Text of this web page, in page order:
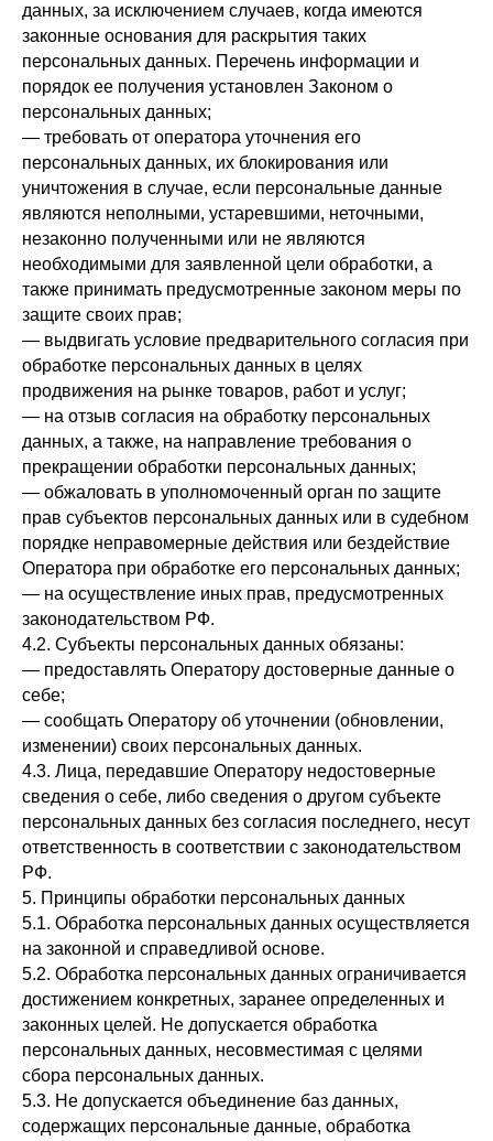
данных, за исключением случаев, когда имеются
законные основания для раскрытия таких
персональных данных. Перечень информации и
порядок ее получения установлен Законом о
персональных данных;
— требовать от оператора уточнения его
персональных данных, их блокирования или
уничтожения в случае, если персональные данные
являются неполными, устаревшими, неточными,
незаконно полученными или не являются
необходимыми для заявленной цели обработки, а
также принимать предусмотренные законом меры по
защите своих прав;
— выдвигать условие предварительного согласия при
обработке персональных данных в целях
продвижения на рынке товаров, работ и услуг;
— на отзыв согласия на обработку персональных
данных, а также, на направление требования о
прекращении обработки персональных данных;
— обжаловать в уполномоченный орган по защите
прав субъектов персональных данных или в судебном
порядке неправомерные действия или бездействие
Оператора при обработке его персональных данных;
— на осуществление иных прав, предусмотренных
законодательством РФ.
4.2. Субъекты персональных данных обязаны:
— предоставлять Оператору достоверные данные о
себе;
— сообщать Оператору об уточнении (обновлении,
изменении) своих персональных данных.
4.3. Лица, передавшие Оператору недостоверные
сведения о себе, либо сведения о другом субъекте
персональных данных без согласия последнего, несут
ответственность в соответствии с законодательством
РФ.
5. Принципы обработки персональных данных
5.1. Обработка персональных данных осуществляется
на законной и справедливой основе.
5.2. Обработка персональных данных ограничивается
достижением конкретных, заранее определенных и
законных целей. Не допускается обработка
персональных данных, несовместимая с целями
сбора персональных данных.
5.3. Не допускается объединение баз данных,
содержащих персональные данные, обработка